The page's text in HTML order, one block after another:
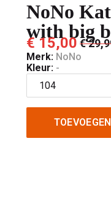
NoNo
with big
€ 15,00€
Merk: NoNo
Kleur: -